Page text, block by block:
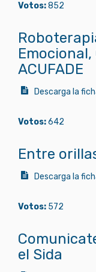
Votos:852
ACUFADE
Descarga la
Votos:642
Entre
Descarga la
Votos: 572
el Sida